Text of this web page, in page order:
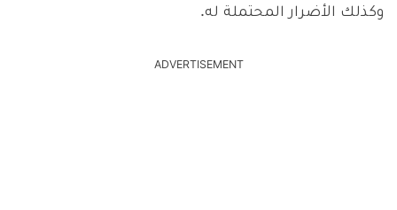
وكذلك الأضرار المحتملة له.
ADVERTISEMENT